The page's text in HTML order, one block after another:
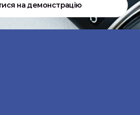
на демонстрацію